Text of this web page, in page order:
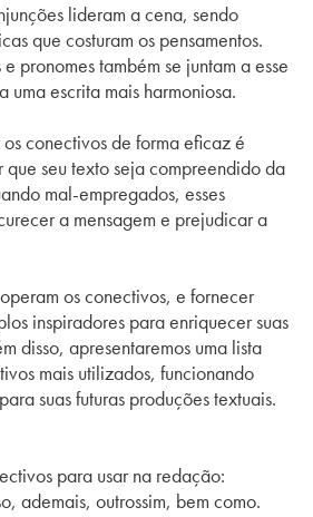
lideram a cena, sendo
que costuram os pensamentos.
pronomes também se juntam a esse
escrita mais harmoniosa.
conectivos de forma eficaz é
seu texto seja compreendido da
mal-empregados, esses
a mensagem e prejudicar a
os conectivos, e fornecer
inspiradores para enriquecer suas
disso, apresentaremos uma lista
mais utilizados, funcionando
suas futuras produções textuais.
para usar na redação:
ademais, outrossim, bem como.